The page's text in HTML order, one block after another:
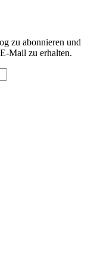
zu abonnieren und
Mail zu erhalten.